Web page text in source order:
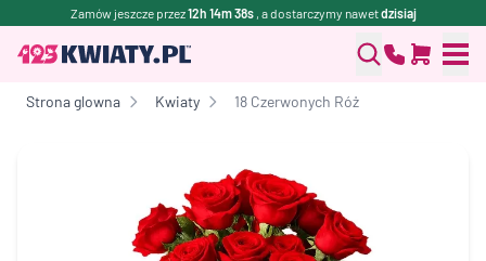
Zamów jeszcze przez12h 14m 38s , a dostarczymy nawetdzisiaj
Strona glowna Kwiaty 18 Czerwonych Róż